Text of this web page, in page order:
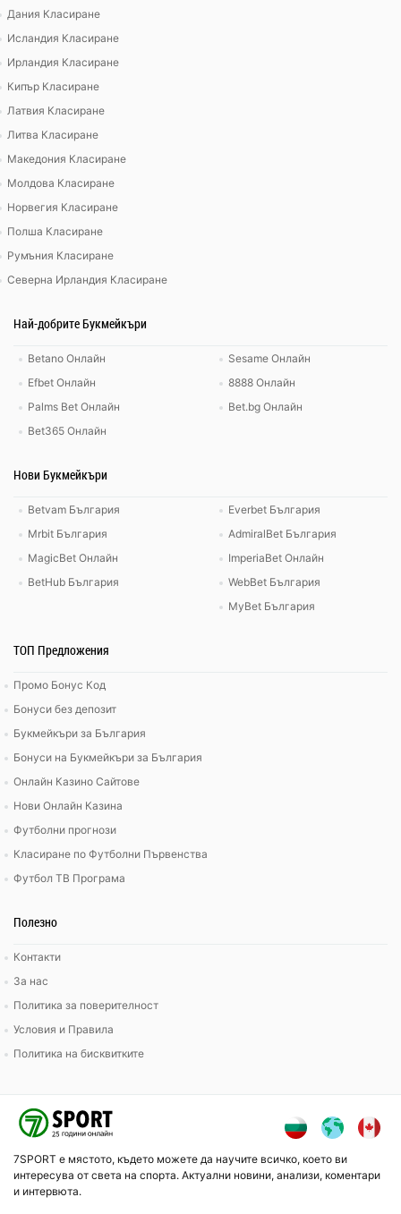
Дания Класиране
Исландия Класиране
Ирландия Класиране
Кипър Класиране
Латвия Класиране
Литва Класиране
Македония Класиране
Молдова Класиране
Норвегия Класиране
Полша Класиране
Румъния Класиране
Северна Ирландия Класиране
Най-добрите Букмейкъри
Betano Онлайн
Efbet Онлайн
Palms Bet Онлайн
Bet365 Онлайн
Sesame Онлайн
8888 Онлайн
Bet.bg Онлайн
Нови Букмейкъри
Betvam България
Mrbit България
MagicBet Онлайн
BetHub България
Everbet България
AdmiralBet България
ImperiaBet Онлайн
WebBet България
MyBet България
ТОП Предложения
Промо Бонус Код
Бонуси без депозит
Букмейкъри за България
Бонуси на Букмейкъри за България
Онлайн Казино Сайтове
Нови Онлайн Казина
Футболни прогнози
Класиране по Футболни Първенства
Футбол ТВ Програма
Полезно
Контакти
За нас
Политика за поверителност
Условия и Правила
Политика на бисквитките
7SPORT е мястото, където можете да научите всичко, което ви
интересува от света на спорта. Актуални новини, анализи, коментари
и интервюта.